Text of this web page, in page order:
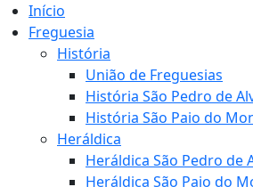
Início
Freguesia
História
União de Freguesias
História São Pedro de
História São Paio do
Heráldica
Heráldica São Pedro de
Heráldica São Paio do